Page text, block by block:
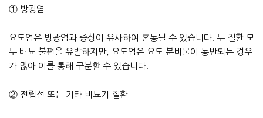
① 방광염
요도염은 방광염과 증상이 유사하여 혼동될 수 있습니다. 두 질환 모
두 배뇨 불편을 유발하지만, 요도염은 요도 분비물이 동반되는 경우
가 많아 이를 통해 구분할 수 있습니다.
② 전립선 또는 기타 비뇨기 질환